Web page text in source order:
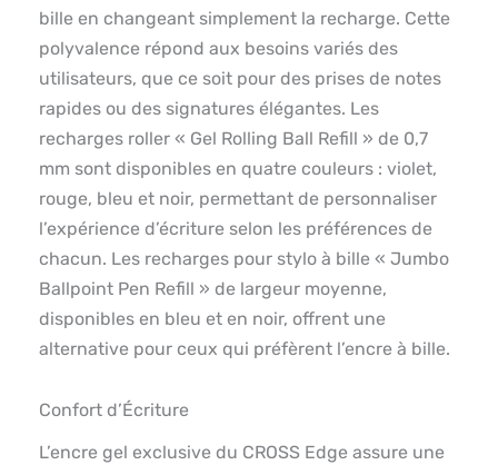
bille en changeant simplement la recharge. Cette
polyvalence répond aux besoins variés des
utilisateurs, que ce soit pour des prises de notes
rapides ou des signatures élégantes. Les
recharges roller « Gel Rolling Ball Refill » de 0,7
mm sont disponibles en quatre couleurs : violet,
rouge, bleu et noir, permettant de personnaliser
l’expérience d’écriture selon les préférences de
chacun. Les recharges pour stylo à bille « Jumbo
Ballpoint Pen Refill » de largeur moyenne,
disponibles en bleu et en noir, offrent une
alternative pour ceux qui préfèrent l’encre à bille.
Confort d’Écriture
L’encre gel exclusive du CROSS Edge assure une